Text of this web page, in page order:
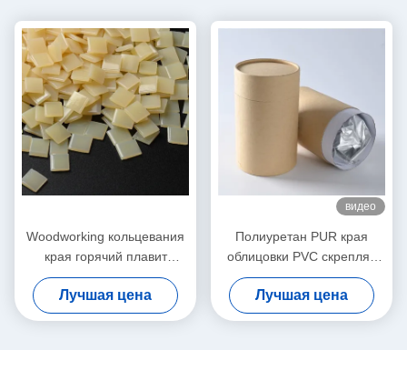
Woodworking кольцевания
края горячий плавит
слипчивое для
автоматической соединяя
машины
Лучшая цена
видео
Полиуретан PUR края
облицовки PVC скрепляя
горячий плавит
прилипатели для мебели
Лучшая цена